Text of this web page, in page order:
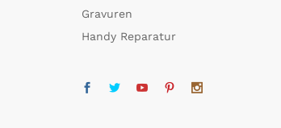
Gravuren
Handy Reparatur